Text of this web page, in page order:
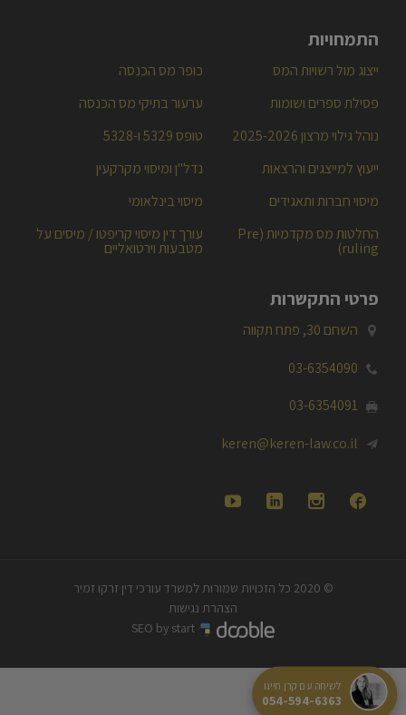
התמחויות
ייצוג מול רשויות המס
כופר מס הכנסה
פסילת ספרים ושומות
ערעור בתיקי מס הכנסה
נוהל גילוי מרצון 2025-2026
טופס 5329 ו-5328
ייעוץ למייצגים והרצאות
נדל"ן ומיסוי מקרקעין
מיסוי חברות ותאגידים
מיסוי בינלאומי
החלטות מס מקדמיות (Pre
ruling)
עורך דין מיסוי קריפטו / מיסים על
מטבעות וירטואליים
פרטי התקשרות
 השחם 30, פתח תקווה

03-6354090

03-6354091

keren@keren-law.co.il




© 2020 כל הזכויות שמורות למשרד עורכי דין זרקו זמיר
הצהרת נגישות
לשיחה עם קרן חייגו
054-594-6363